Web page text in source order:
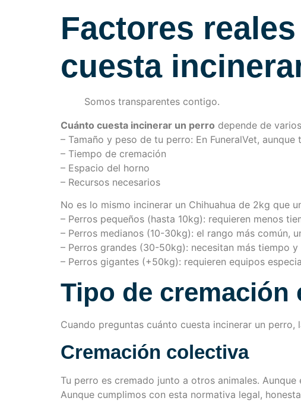
Factores
cuesta
Somos transparentes contigo.
Cuánto cuesta incinerar un perro depende de
– Tamaño y peso de tu perro: En FuneralVet,
– Tiempo de cremación
– Espacio del horno
– Recursos necesarios
No es lo mismo incinerar un Chihuahua de 2kg que
– Perros pequeños (hasta 10kg): requieren menos
– Perros medianos (10-30kg): el rango más común,
– Perros grandes (30-50kg): necesitan más tiempo
– Perros gigantes (+50kg): requieren equipos
Tipo de cremación
Cuando preguntas cuánto cuesta incinerar un perro,
Cremación colectiva
Tu perro es cremado junto a otros animales.
Aunque cumplimos con esta normativa legal,